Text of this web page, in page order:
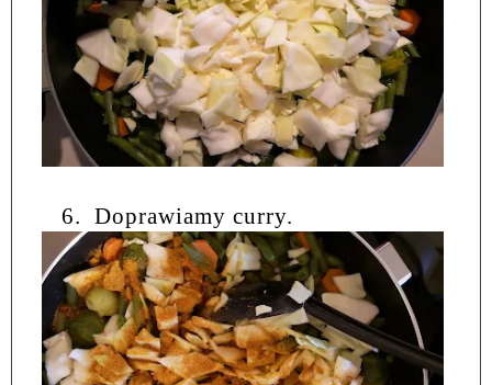
6. Doprawiamy curry.